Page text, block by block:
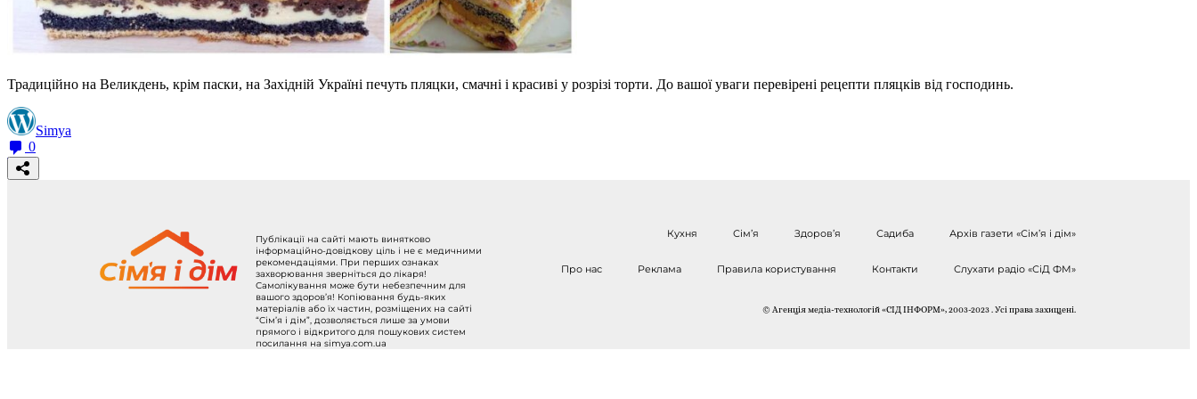
Традиційно на Великдень, крім паски, на Західній Україні печуть пляцки, смачні і красиві у розрізі торти. До вашої уваги перевірені рецепти пляцків від господинь.
Simya
0
Публікації на сайті мають винятково
інформаційно-довідкову ціль і не є медичними
рекомендаціями. При перших ознаках
захворювання зверніться до лікаря!
Самолікування може бути небезпечним для
вашого здоров’я! Копіювання будь-яких
матеріалів або їх частин, розміщених на сайті
“Сім’я і дім”, дозволяється лише за умови
прямого і відкритого для пошукових систем
посилання на simya.com.ua
Кухня Сім’я Здоров’я Садиба Архів газети «Сім’я і дім»
Про нас Реклама Правила користування Контакти Слухати радіо «СіД ФМ»
© Агенція медіа-технологій «СІД ІНФОРМ», 2003-2023 . Усі права захищені.